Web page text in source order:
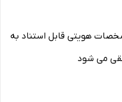
هویتی قابل استناد به
می شود